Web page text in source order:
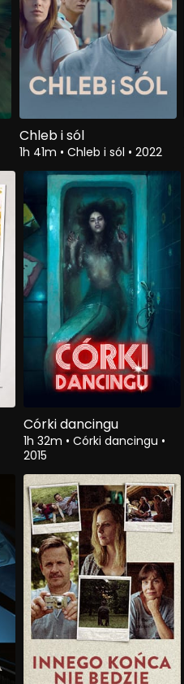
Chleb i sól
1h 41m • Chleb i sól • 2022
Córki dancingu
1h 32m • Córki dancingu •
2015